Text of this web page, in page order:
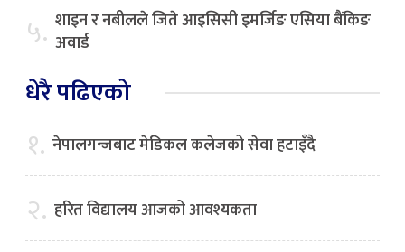
५. शाइन र नबीलले जिते आइसिसी इमर्जिङ एसिया बैंकिङ
अवार्ड
धेरै पढिएको
१. नेपालगन्जबाट मेडिकल कलेजको सेवा हटाइँदै
२. हरित विद्यालय आजको आवश्यकता